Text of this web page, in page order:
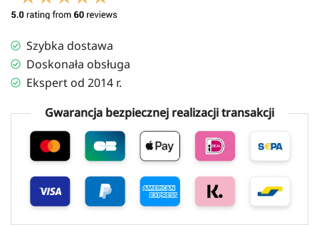
Szybka dostawa
Doskonała obsługa
Ekspert od 2014 r.
Gwarancja bezpiecznej realizacji transakcji